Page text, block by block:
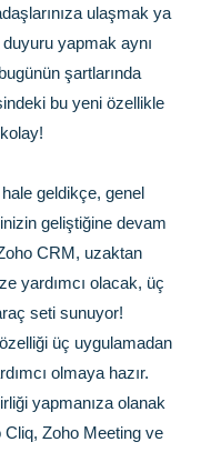
ulaşmak ya
yapmak aynı
şartlarında
bu yeni özellikle
geldikçe, genel
geliştiğine devam
CRM, uzaktan
yardımcı olacak, üç
seti sunuyor!
üç uygulamadan
olmaya hazır.
yapmanıza olanak
Cliq, Zoho Meeting ve